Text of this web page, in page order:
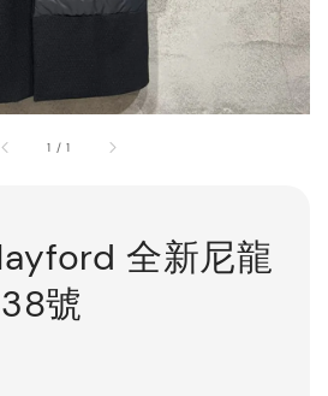
1 /1
全新尼龍
號